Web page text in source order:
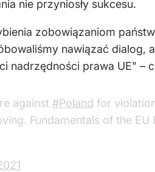
nie przyniosły sukcesu.
zobowiązaniom
nawiązać
nadrzędności prawa UE" –
against #Poland for
Fundamentals of the